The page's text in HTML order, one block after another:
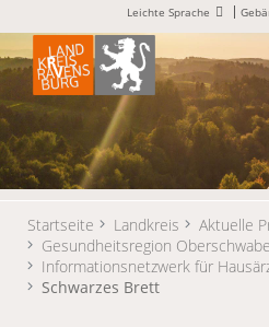
Leichte Sprache
Startseite Landkreis
Aktuelle
Gesundheitsregion
Informationsnetzwerk für
Schwarzes Brett